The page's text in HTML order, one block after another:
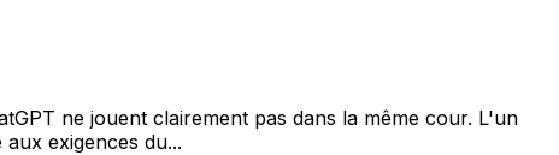
ne jouent clairement pas dans la même cour. L'un
exigences du...